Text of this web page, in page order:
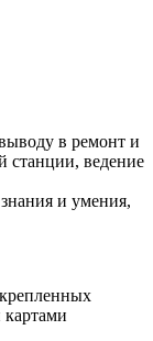
в ремонт и
станции, ведение
и умения,